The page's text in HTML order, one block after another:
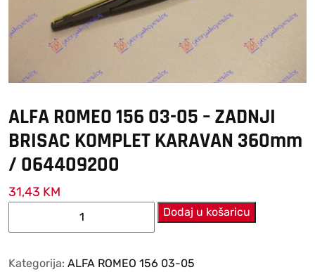
ALFA ROMEO 156 03-05 – ZADNJI
BRISAC KOMPLET KARAVAN 360mm
/ 064409200
31,43 KM
03-
Dodaj u košaricu
Kategorija: ALFA ROMEO 156 03-05